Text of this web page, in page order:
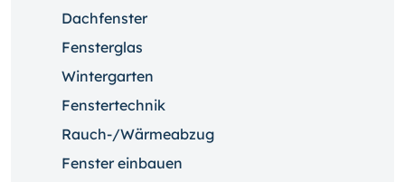
Dachfenster
Fensterglas
Wintergarten
Fenstertechnik
Rauch-/Wärmeabzug
Fenster einbauen